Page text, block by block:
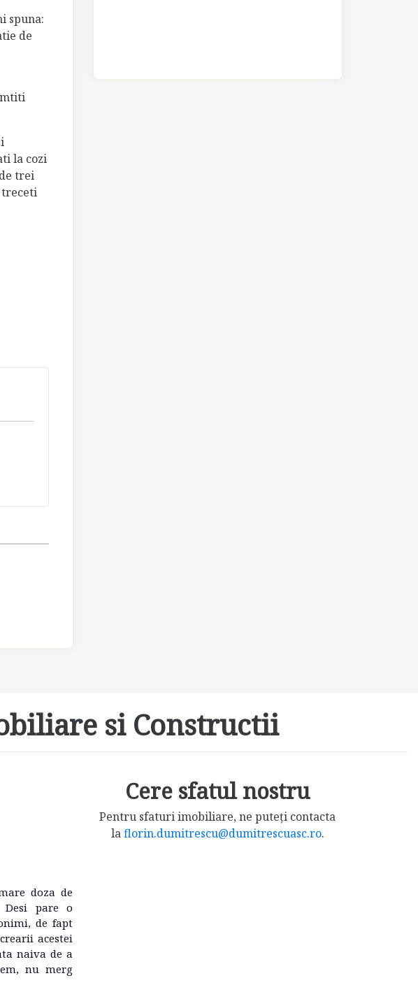
spuna:
de
la cozi
trei
treceti
si Constructii
doza de
pare o
de fapt
acestei
naiva de a
nu merg
Cere sfatul nostru
Pentru sfaturi imobiliare, ne puteți contacta
laflorin.dumitrescu@dumitrescuasc.ro.